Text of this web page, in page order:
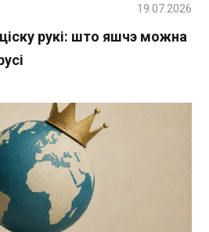
рукі: што яшчэ можна
19.07.2026